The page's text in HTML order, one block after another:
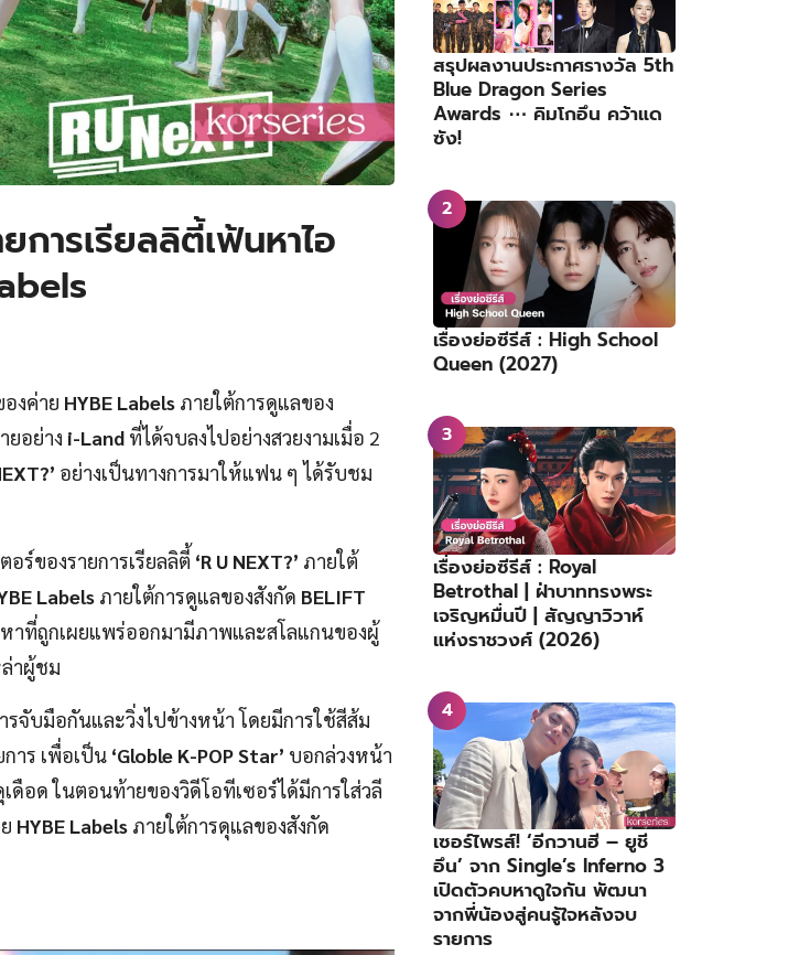
การเรียลลิตี้เฟ้นหาไอ
งค่าย HYBE Labels ภายใต้การดูแลของ
ยอย่าง i-Land ที่ได้จบลงไปอย่างสวยงามเมื่อ 2
อย่างเป็นทางการมาให้แฟน ๆ ได้รับชม
ร์ของรายการเรียลลิตี้ ‘R U NEXT?’ ภายใต้
Labels ภายใต้การดูแลของสังกัด BELIFT
หาที่ถูกเผยแพร่ออกมามีภาพและสโลแกนของผู้
าผู้ชม
จับมือกันและวิ่งไปข้างหน้า โดยมีการใช้สีส้ม
าร เพื่อเป็น ‘Globle K-POP Star’ บอกล่วงหน้า
อด ในตอนท้ายของวิดีโอทีเซอร์ได้มีการใส่วลี
HYBE Labels ภายใต้การดุแลของสังกัด
สรุปผลงานประกาศรางวัล 5th
Blue Dragon Series
Awards ⋯ คิมโกอึน คว้าแด
ซัง!
เรื่องย่อซีรีส์ : High School
Queen (2027)
เรื่องย่อซีรีส์ : Royal
Betrothal | ฝ่าบาททรงพระ
เจริญหมื่นปี | สัญญาวิวาห์
แห่งราชวงศ์ (2026)
เซอร์ไพรส์! ‘อีกวานฮี – ยูชี
อึน’ จาก Single’s Inferno 3
เปิดตัวคบหาดูใจกัน พัฒนา
จากพี่น้องสู่คนรู้ใจหลังจบ
รายการ